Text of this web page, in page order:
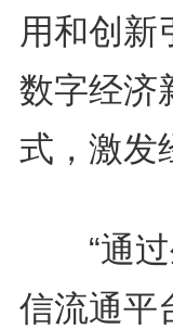
用和创新
数字经济
式，激发
“通过
信流通平